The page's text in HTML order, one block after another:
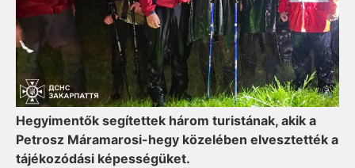
Hegyimentők segítettek három turistának, akik a
Petrosz Máramarosi-hegy közelében elvesztették a
tájékozódási képességüket.